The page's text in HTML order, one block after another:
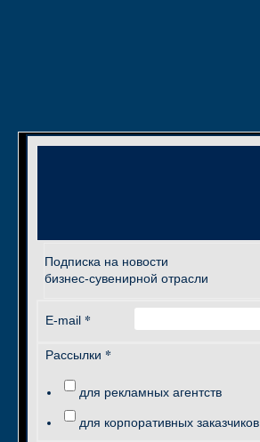
Подписка на новости
бизнес-сувенирной отрасли
E-mail *
Рассылки *
для рекламных агентств
для корпоративных заказчиков